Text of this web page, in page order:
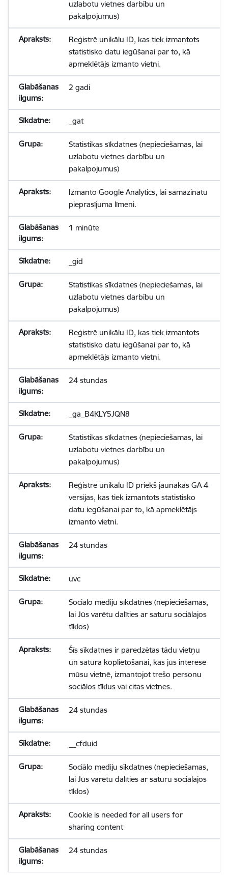
uzlabotu vietnes darbību un
pakalpojumus)
Reģistrē unikālu ID, kas tiek izmantots
statistisko datu iegūšanai par to, kā
apmeklētājs izmanto vietni.
2 gadi
_gat
Statistikas sīkdatnes (nepieciešamas, lai
uzlabotu vietnes darbību un
pakalpojumus)
Izmanto Google Analytics, lai samazinātu
pieprasījuma līmeni.
1 minūte
_gid
Statistikas sīkdatnes (nepieciešamas, lai
uzlabotu vietnes darbību un
pakalpojumus)
Reģistrē unikālu ID, kas tiek izmantots
statistisko datu iegūšanai par to, kā
apmeklētājs izmanto vietni.
24 stundas
_ga_B4KLY5JQN8
Statistikas sīkdatnes (nepieciešamas, lai
uzlabotu vietnes darbību un
pakalpojumus)
Reģistrē unikālu ID priekš jaunākās GA 4
versijas, kas tiek izmantots statistisko
datu iegūšanai par to, kā apmeklētājs
izmanto vietni.
24 stundas
uvc
Sociālo mediju sīkdatnes (nepieciešamas,
lai Jūs varētu dalīties ar saturu sociālajos
tīklos)
Šīs sīkdatnes ir paredzētas tādu vietņu
un satura koplietošanai, kas jūs interesē
mūsu vietnē, izmantojot trešo personu
sociālos tīklus vai citas vietnes.
24 stundas
__cfduid
Sociālo mediju sīkdatnes (nepieciešamas,
lai Jūs varētu dalīties ar saturu sociālajos
tīklos)
Cookie is needed for all users for
sharing content
24 stundas